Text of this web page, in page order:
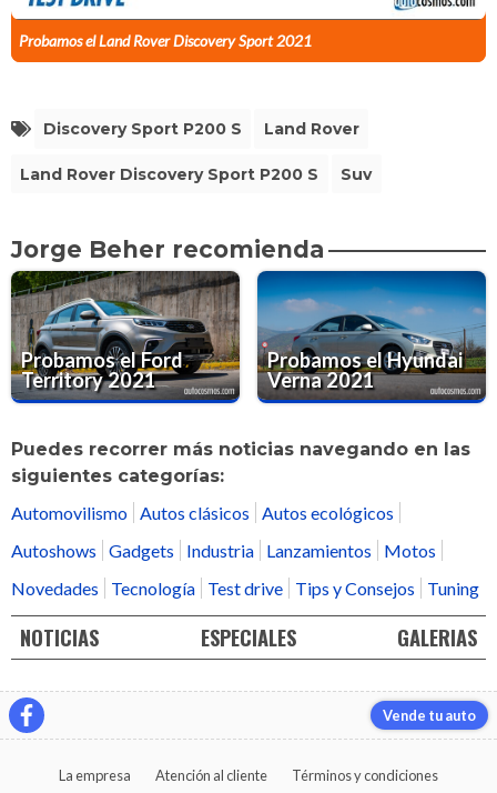
Probamos el Land Rover Discovery Sport 2021
Discovery Sport P200 S Land Rover
Land Rover Discovery Sport P200 S Suv
Jorge Beher recomienda
Probamos el Ford
Territory 2021
Probamos el Hyundai
Verna 2021
Puedes recorrer más noticias navegando en las
siguientes categorías:
Automovilismo Autos clásicos
Autos ecológicos
Autoshows
Gadgets Industria Lanzamientos
Motos
Novedades
Tecnología Test drive Tips y Consejos Tuning
NOTICIAS ESPECIALES GALERIAS
Vende tu auto
La empresa Atención al cliente Términos y condiciones